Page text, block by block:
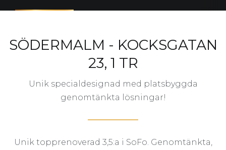
SÖDERMALM - KOCKSGATAN
23, 1 TR
Unik specialdesignad med platsbyggda
genomtänkta lösningar!
Unik topprenoverad 3,5:a i SoFo. Genomtänkta,